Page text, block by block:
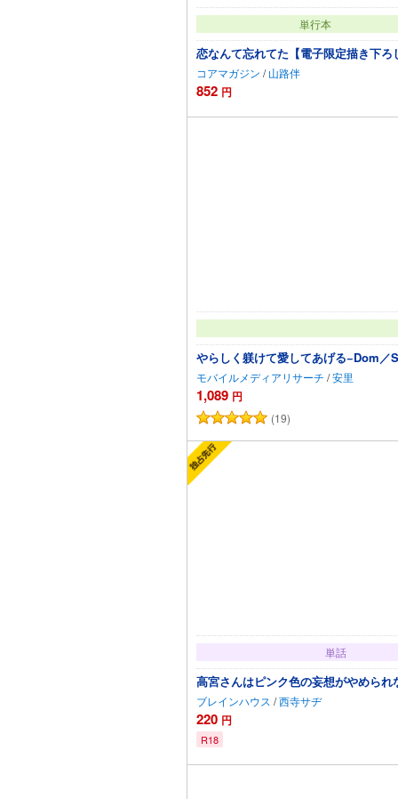
単行本
恋なんて忘れてた【電子限定描き下ろ
コアマガジン / 山路伴
852 円
やらしく躾けて愛してあげる−Dom／
モバイルメディアリサーチ /安里
1,089 円
(19)
単話
高宮さんはピンク色の妄想がやめられ
ブレインハウス /西寺サヂ
220 円
R18